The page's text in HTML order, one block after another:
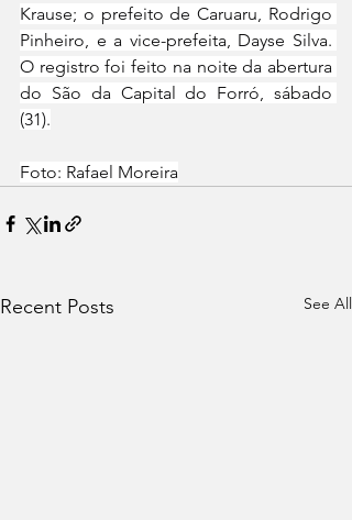
Krause; o prefeito de Caruaru, Rodrigo
Pinheiro, e a vice-prefeita, Dayse Silva.
O registro foi feito na noite da abertura
do São da Capital do Forró, sábado
(31).
Foto: Rafael Moreira
Recent Posts See All